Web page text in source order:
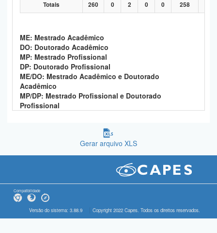
Totais 260 0 2 0 0 258
ME: Mestrado Acadêmico
DO: Doutorado Acadêmico
MP: Mestrado Profissional
DP: Doutorado Profissional
ME/DO: Mestrado Acadêmico e Doutorado
Acadêmico
MP/DP: Mestrado Profissional e Doutorado
Profissional
Gerar arquivo XLS
Compatibilidade
Versão do sistema: 3.88.9 Copyright 2022 Capes. Todos os direitos reservados.